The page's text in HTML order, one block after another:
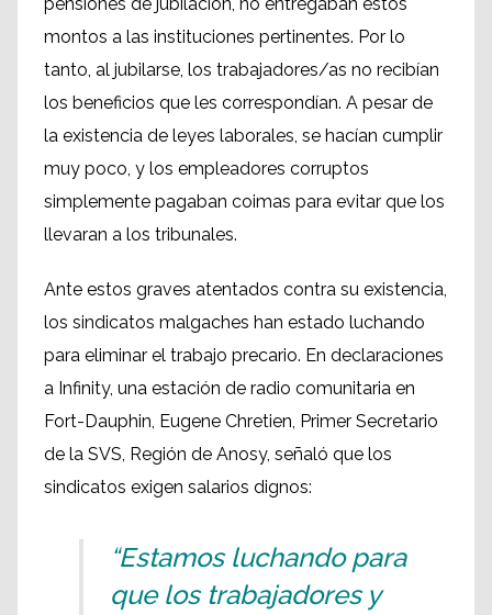
pensiones de jubilación, no entregaban estos
montos a las instituciones pertinentes. Por lo
tanto, al jubilarse, los trabajadores/as no recibían
los beneficios que les correspondían. A pesar de
la existencia de leyes laborales, se hacían cumplir
muy poco, y los empleadores corruptos
simplemente pagaban coimas para evitar que los
llevaran a los tribunales.
Ante estos graves atentados contra su existencia,
los sindicatos malgaches han estado luchando
para eliminar el trabajo precario. En declaraciones
a Infinity, una estación de radio comunitaria en
Fort-Dauphin, Eugene Chretien, Primer Secretario
de la SVS, Región de Anosy, señaló que los
sindicatos exigen salarios dignos:
“Estamos luchando para
que los trabajadores y